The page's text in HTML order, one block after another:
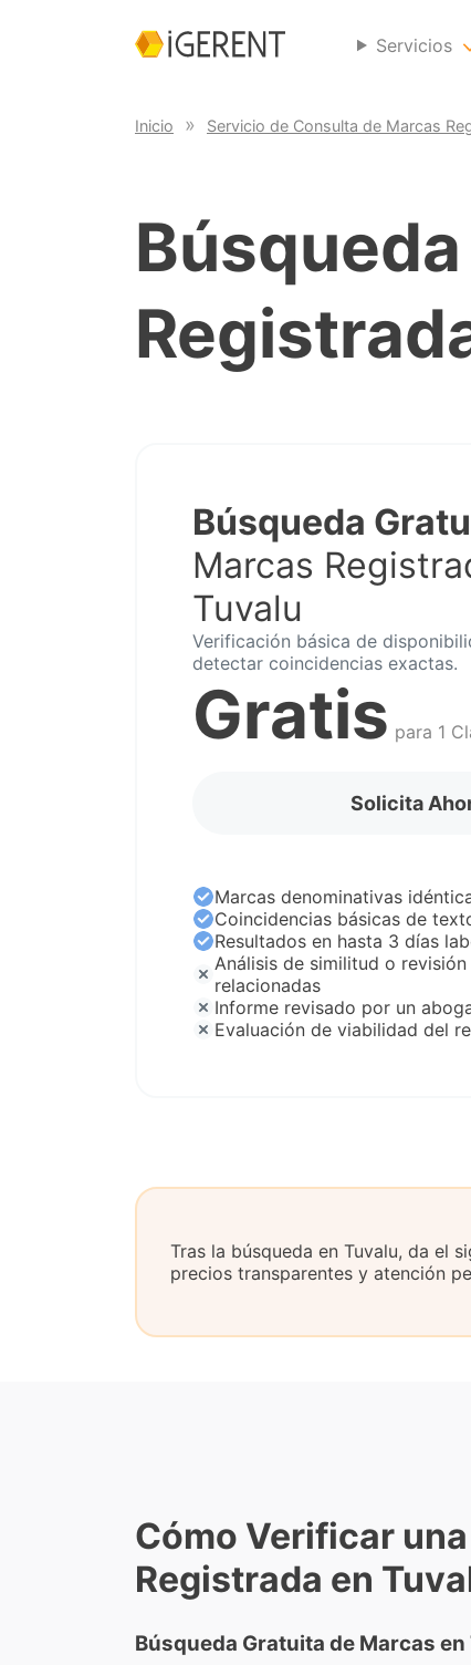
Servicios
Inicio Servicio de Consulta de Marcas
Búsqueda
Marcas
Tuvalu
Verificación básica de
detectar coincidencias exactas.
Gratis para 1
Solicita
Marcas denominativas
Coincidencias básicas de
Resultados en hasta 3 días
Análisis de similitud o revisión
relacionadas
Informe revisado por un
Evaluación de viabilidad del
Tras la búsqueda en Tuvalu, da el
precios transparentes y atención
Cómo Verificar
Registrada en
Búsqueda Gratuita de Marcas en